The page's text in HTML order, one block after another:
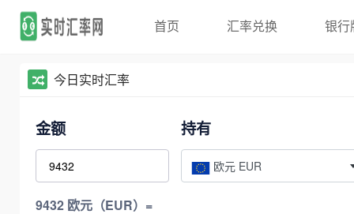
首页 汇率兑换 银行
今日实时汇率
金额 持有
欧元 EUR
9432 欧元（EUR）=